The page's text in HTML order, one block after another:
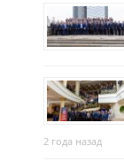
2 года назад